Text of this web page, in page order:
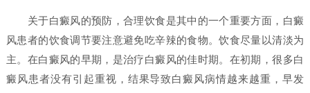
关于白癜风的预防，合理饮食是其中的一个重要方面，白癜
风患者的饮食调节要注意避免吃辛辣的食物。饮食尽量以清淡为
主。在白癜风的早期，是治疗白癜风的佳时期。在初期，很多白
癜风患者没有引起重视，结果导致白癜风病情越来越重，早发